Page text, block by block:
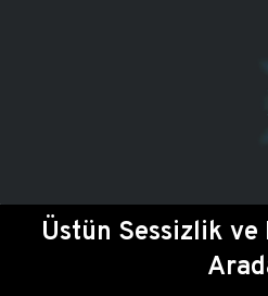
Üstün Sessizlik